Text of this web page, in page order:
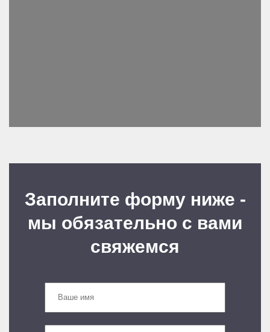
Заполните форму ниже -
мы обязательно с вами
свяжемся